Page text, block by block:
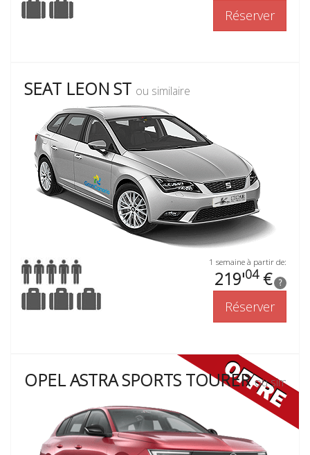
Réserver
SEAT LEON ST ou similaire
1 semaine à partir de:
219'04€ ?
Réserver
OPEL ASTRA SPORTS TOURERou similaire